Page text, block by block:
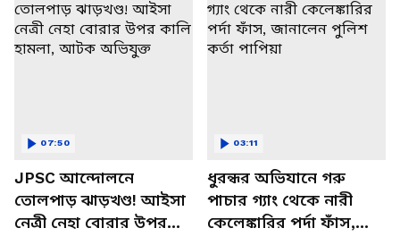
JPSC আন্দোলনে
তোলপাড় ঝাড়খণ্ড! আইসা
নেত্রী নেহা বোরার উপর
07:50
ধুরন্ধর অভিযানে গরু
পাচার গ্যাং থেকে নারী
কেলেঙ্কারির পর্দা ফাঁস,
03:11